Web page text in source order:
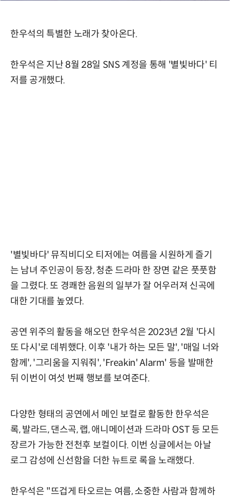
한우석의 특별한 노래가 찾아온다.
한우석은 지난 8월 28일 SNS 계정을 통해 '별빛바다' 티
저를 공개했다.
'별빛바다' 뮤직비디오 티저에는 여름을 시원하게 즐기
는 남녀 주인공이 등장, 청춘 드라마 한 장면 같은 풋풋함
을 그렸다. 또 경쾌한 음원의 일부가 잘 어우러져 신곡에
대한 기대를 높였다.
공연 위주의 활동을 해오던 한우석은 2023년 2월 '다시
또 다시'로 데뷔했다. 이후 '내가 하는 모든 말', '매일 너와
함께', '그리움을 지워줘', 'Freakin' Alarm' 등을 발매한
뒤 이번이 여섯 번째 행보를 보여준다.
다양한 형태의 공연에서 메인 보컬로 활동한 한우석은
록, 발라드, 댄스곡, 랩, 애니메이션과 드라마 OST 등 모든
장르가 가능한 전천후 보컬이다. 이번 싱글에서는 아날
로그 감성에 신선함을 더한 뉴트로 록을 노래했다.
한우석은 "뜨겁게 타오르는 여름, 소중한 사람과 함께하